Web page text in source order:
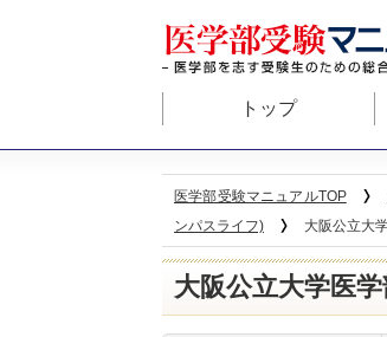
トップ
医学部受験マニュアルTOP
ンパスライフ)
大阪公立大
大阪公立大学医